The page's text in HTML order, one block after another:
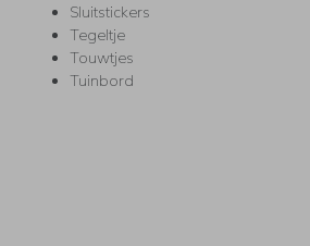
Sluitstickers
Tegeltje
Touwtjes
Tuinbord